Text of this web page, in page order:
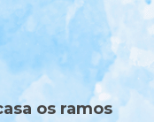
os ramos